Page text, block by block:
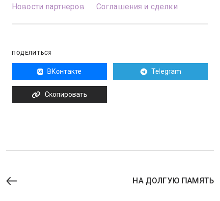
Новости партнеров Соглашения и сделки
ПОДЕЛИТЬСЯ
ВКонтакте Telegram
Скопировать
НА ДОЛГУЮ ПАМЯТЬ